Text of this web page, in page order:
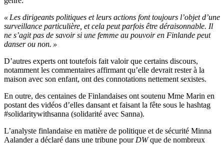
« Les dirigeants politiques et leurs actions font toujours l’objet d’une
surveillance particulière, et cela peut parfois être déraisonnable. Il
ne s’agit pas de savoir si une femme au pouvoir en Finlande peut
danser ou non. »
D’autres experts ont toutefois fait valoir que certains discours,
notamment les commentaires affirmant qu’elle devrait rester à la
maison avec son enfant, ont des connotations nettement sexistes.
En outre, des centaines de Finlandaises ont soutenu Mme Marin en
postant des vidéos d’elles dansant et faisant la fête sous le hashtag
#solidaritywithsanna (solidarité avec Sanna).
L’analyste finlandaise en matière de politique et de sécurité Minna
Aalander a déclaré dans une tribune pour DWque de nombreux